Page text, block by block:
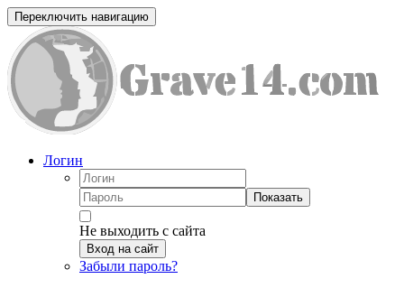
Переключить навигацию
Логин
Показать
Не выходить с сайта
Вход на сайт
Забыли пароль?